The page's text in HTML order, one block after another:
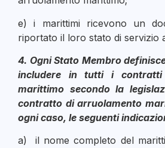
e) i marittimi ricevono un
riportato il loro stato di servizio
4. Ogni Stato Membro
includere in tutti i contratti
marittimo secondo la
contratto di arruolamento
ogni caso, le seguenti
a) il nome completo del